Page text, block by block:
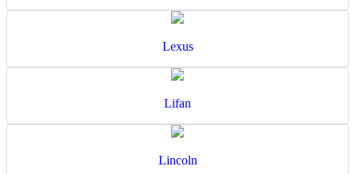
Lexus
Lifan
Lincoln